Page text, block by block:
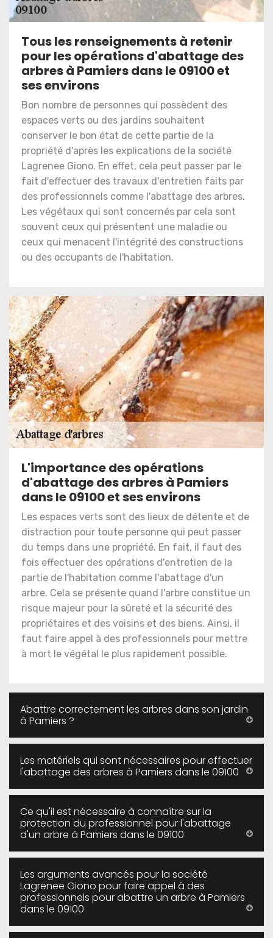
Tous les renseignements à retenir
pour les opérations d'abattage des
arbres à Pamiers dans le 09100 et
ses environs
Bon nombre de personnes qui possèdent des
espaces verts ou des jardins souhaitent
conserver le bon état de cette partie de la
propriété d'après les explications de la société
Lagrenee Giono. En effet, cela peut passer par le
fait d'effectuer des travaux d'entretien faits par
des professionnels comme l'abattage des arbres.
Les végétaux qui sont concernés par cela sont
souvent ceux qui présentent une maladie ou
ceux qui menacent l'intégrité des constructions
ou des occupants de l'habitation.
L'importance des opérations
d'abattage des arbres à Pamiers
dans le 09100 et ses environs
Les espaces verts sont des lieux de détente et de
distraction pour toute personne qui peut passer
du temps dans une propriété. En fait, il faut des
fois effectuer des opérations d'entretien de la
partie de l'habitation comme l'abattage d'un
arbre. Cela se présente quand l'arbre constitue un
risque majeur pour la sûreté et la sécurité des
propriétaires et des voisins et des biens. Ainsi, il
faut faire appel à des professionnels pour mettre
à mort le végétal le plus rapidement possible.
Abattre correctement les arbres dans son jardin
à Pamiers ?
Les matériels qui sont nécessaires pour effectuer
l'abattage des arbres à Pamiers dans le 09100
Ce qu'il est nécessaire à connaître sur la
protection du professionnel pour l'abattage
d'un arbre à Pamiers dans le 09100
Les arguments avancés pour la société
Lagrenee Giono pour faire appel à des
professionnels pour abattre un arbre à Pamiers
dans le 09100